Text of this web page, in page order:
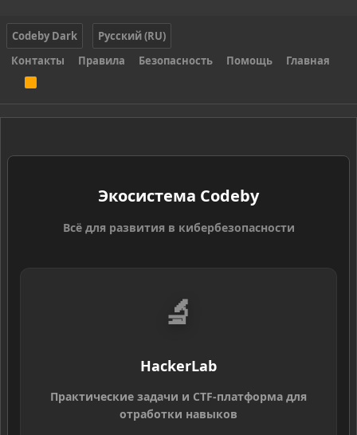
Codeby Dark
Русский (RU)
Контакты
Правила Безопасность Помощь Главная
S
Экосистема Codeby
Всё для развития в кибербезопасности
🔬
HackerLab
Практические задачи и CTF-платформа для
отработки навыков